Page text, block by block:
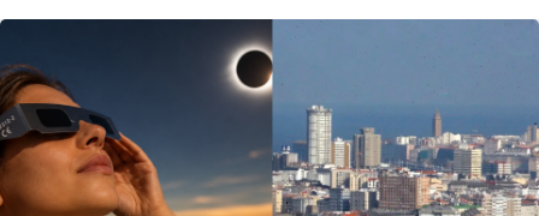
Gastronomía
Escenarios